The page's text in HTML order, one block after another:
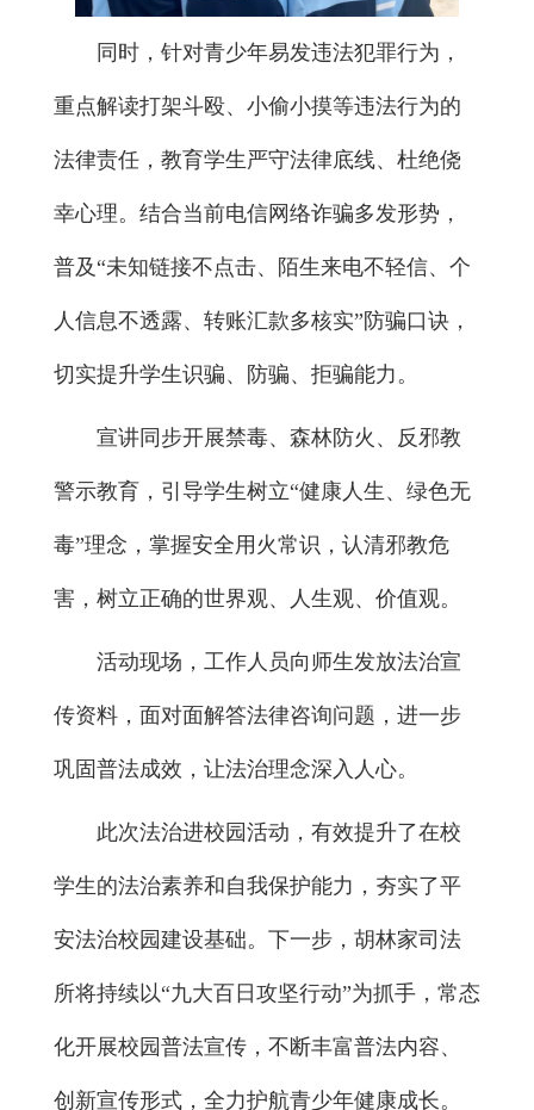
同时，针对青少年易发违法犯罪行为，
重点解读打架斗殴、小偷小摸等违法行为的
法律责任，教育学生严守法律底线、杜绝侥
幸心理。结合当前电信网络诈骗多发形势，
普及“未知链接不点击、陌生来电不轻信、个
人信息不透露、转账汇款多核实”防骗口诀，
切实提升学生识骗、防骗、拒骗能力。
宣讲同步开展禁毒、森林防火、反邪教
警示教育，引导学生树立“健康人生、绿色无
毒”理念，掌握安全用火常识，认清邪教危
害，树立正确的世界观、人生观、价值观。
活动现场，工作人员向师生发放法治宣
传资料，面对面解答法律咨询问题，进一步
巩固普法成效，让法治理念深入人心。
此次法治进校园活动，有效提升了在校
学生的法治素养和自我保护能力，夯实了平
安法治校园建设基础。下一步，胡林家司法
所将持续以“九大百日攻坚行动”为抓手，常态
化开展校园普法宣传，不断丰富普法内容、
创新宣传形式，全力护航青少年健康成长。